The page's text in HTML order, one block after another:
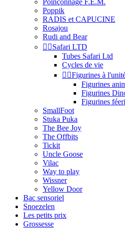
Poinçonnage F.E.M.
Poppik
RADIS et CAPUCINE
Rosajou
Rudi and Bear
 Safari LTD
Tubes Safari Ltd
Cycles de vie
 Figurines à
Figurines
Figurines
Figurines
SmallFoot
Stuka Puka
The Bee Joy
The Offbits
Tickit
Uncle Goose
Vilac
Way to play
Wissner
Yellow Door
Bac sensoriel
Snoezelen
Les petits prix
Grossesse